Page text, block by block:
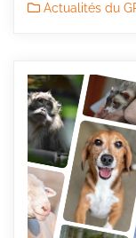
Actualités du